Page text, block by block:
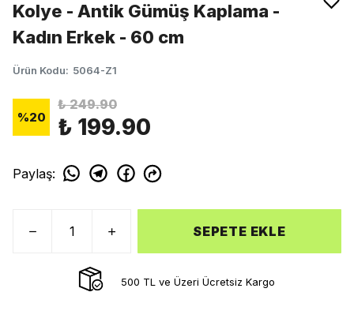
Kolye - Antik Gümüş Kaplama -
Kadın Erkek - 60 cm
Ürün Kodu: 5064-Z1
%20
₺ 249.90
₺ 199.90
Paylaş:
SEPETE EKLE
500 TL ve Üzeri Ücretsiz Kargo